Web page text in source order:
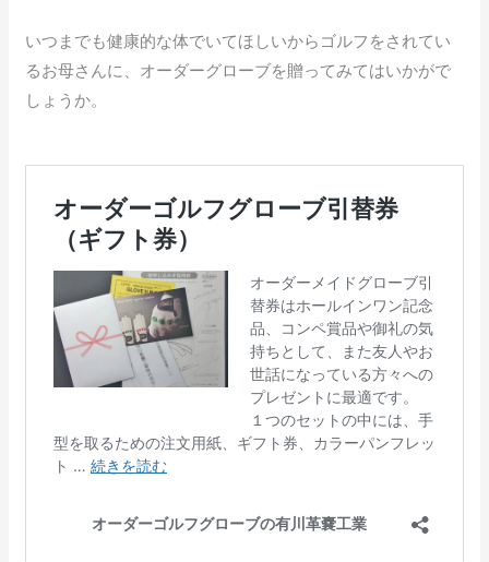
いつまでも健康的な体でいてほしいからゴルフをされてい
るお母さんに、オーダーグローブを贈ってみてはいかがで
しょうか。